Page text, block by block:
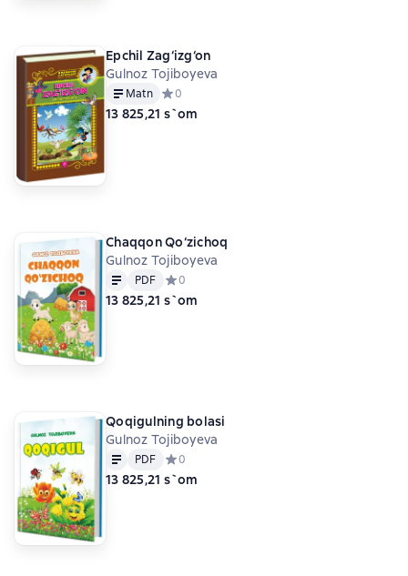
Epchil Zag‘izg‘on
Gulnoz Tojiboyeva
Matn Средний рейтинг 0 на основе 0 оценок
0
13 825,21 s`om
Chaqqon Qo‘zichoq
Gulnoz Tojiboyeva
Matn PDF
PDF Средний рейтинг 0 на основе 0 оценок
0
13 825,21 s`om
Qoqigulning bolasi
Gulnoz Tojiboyeva
Matn PDF
PDF Средний рейтинг 0 на основе 0 оценок
0
13 825,21 s`om